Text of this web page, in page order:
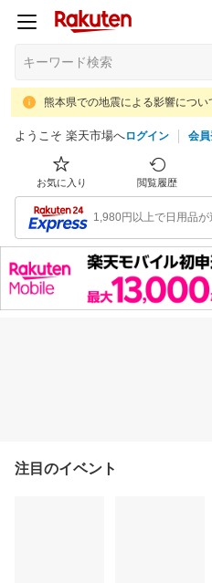
熊本県での地震による影響につい
ようこそ 楽天市場へログイン 会
お気に入り 閲覧履歴
1,980円以上で日用品
注目のイベント